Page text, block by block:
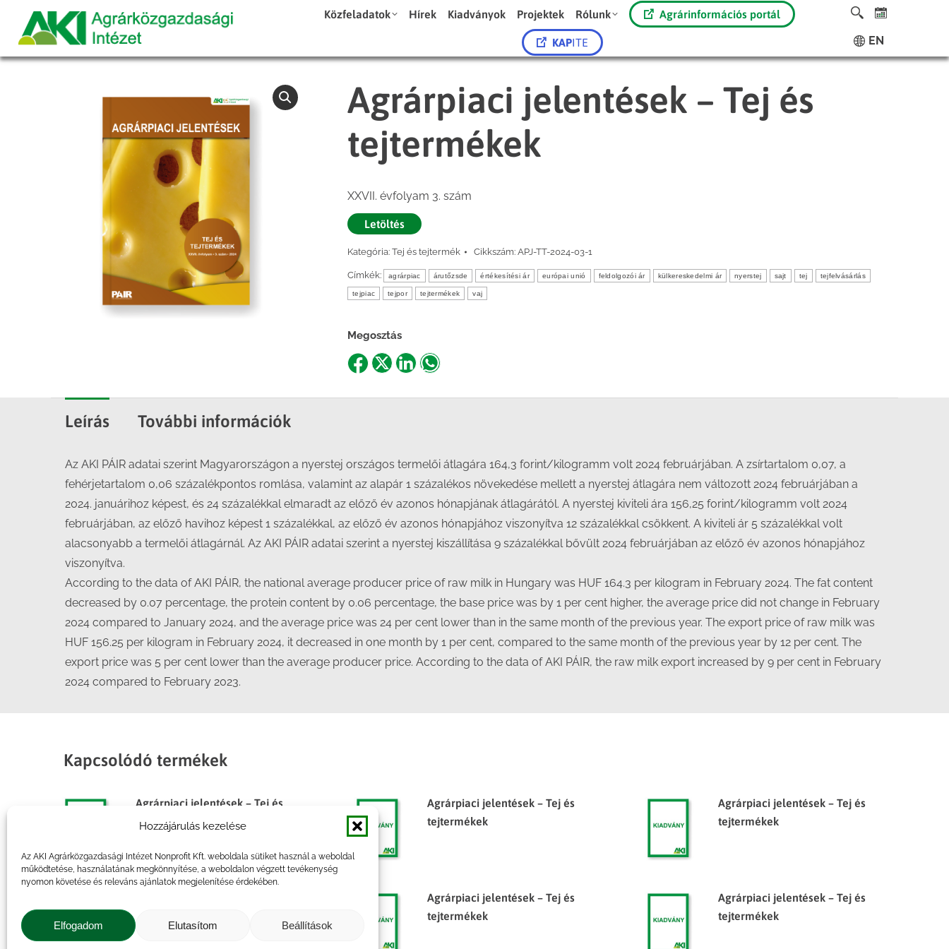
Hozzájárulás kezelése
Az AKI Agrárközgazdasági Intézet Nonprofit Kft. weboldala sütiket használ a weboldal
működtetése, használatának megkönnyítése, a weboldalon végzett tevékenység
nyomon követése és releváns ajánlatok megjelenítése érdekében.
Elfogadom Elutasítom Beállítások
Közfeladatok Hírek Kiadványok Projektek Rólunk Agrárinformációs portál
KAPITE EN
Agrárpiaci jelentések – Tej és
tejtermékek
XXVII. évfolyam 3. szám
Letöltés
Kategória: Tej és tejtermék Cikkszám: APJ-TT-2024-03-1
Címkék: agrárpiac árutőzsde értékesítési ár európai unió feldolgozói ár külkereskedelmi ár nyerstej sajt tej tejfelvásárlás
tejpiac tejpor tejtermékek vaj
Megosztás
ShareShareShareShare
Leírás További információk
Az AKI PÁIR adatai szerint Magyarországon a nyerstej országos termelői átlagára 164,3 forint/kilogramm volt 2024 februárjában. A zsírtartalom 0,07, a
fehérjetartalom 0,06 százalékpontos romlása, valamint az alapár 1 százalékos növekedése mellett a nyerstej átlagára nem változott 2024 februárjában a
2024. januárihoz képest, és 24 százalékkal elmaradt az előző év azonos hónapjának átlagárától. A nyerstej kiviteli ára 156,25 forint/kilogramm volt 2024
februárjában, az előző havihoz képest 1 százalékkal, az előző év azonos hónapjához viszonyítva 12 százalékkal csökkent. A kiviteli ár 5 százalékkal volt
alacsonyabb a termelői átlagárnál. Az AKI PÁIR adatai szerint a nyerstej kiszállítása 9 százalékkal bővült 2024 februárjában az előző év azonos hónapjához
viszonyítva.
According to the data of AKI PÁIR, the national average producer price of raw milk in Hungary was HUF 164.3 per kilogram in February 2024. The fat content
decreased by 0.07 percentage, the protein content by 0.06 percentage, the base price was by 1 per cent higher, the average price did not change in February
2024 compared to January 2024, and the average price was 24 per cent lower than in the same month of the previous year. The export price of raw milk was
HUF 156.25 per kilogram in February 2024, it decreased in one month by 1 per cent, compared to the same month of the previous year by 12 per cent. The
export price was 5 per cent lower than the average producer price. According to the data of AKI PÁIR, the raw milk export increased by 9 per cent in February
2024 compared to February 2023.
Kapcsolódó termékek
Agrárpiaci jelentések – Tej és
tejtermékek
Agrárpiaci jelentések – Tej és
tejtermékek
Agrárpiaci jelentések – Tej és
tejtermékek
Agrárpiaci jelentések – Tej és
tejtermékek
Agrárpiaci jelentések – Tej és
tejtermékek